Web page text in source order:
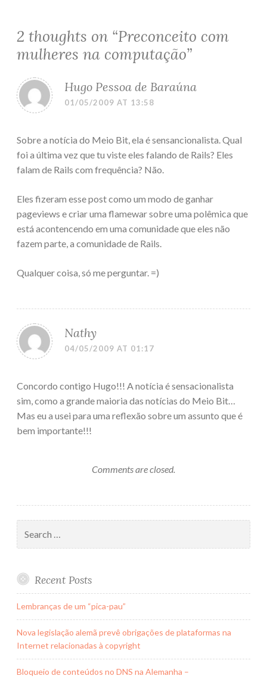
2 thoughts on “Preconceito com
mulheres na computação”
Hugo Pessoa de Baraúna
01/05/2009 AT 13:58
Sobre a notícia do Meio Bit, ela é sensancionalista. Qual
foi a última vez que tu viste eles falando de Rails? Eles
falam de Rails com frequência? Não.
Eles fizeram esse post como um modo de ganhar
pageviews e criar uma flamewar sobre uma polêmica que
está acontencendo em uma comunidade que eles não
fazem parte, a comunidade de Rails.
Qualquer coisa, só me perguntar. =)
Nathy
04/05/2009 AT 01:17
Concordo contigo Hugo!!! A notícia é sensacionalista
sim, como a grande maioria das notícias do Meio Bit…
Mas eu a usei para uma reflexão sobre um assunto que é
bem importante!!!
Comments are closed.
for:
Recent Posts
Lembranças de um “pica-pau”
Nova legislação alemã prevê obrigações de plataformas na
Internet relacionadas à copyright
Bloqueio de conteúdos no DNS na Alemanha –